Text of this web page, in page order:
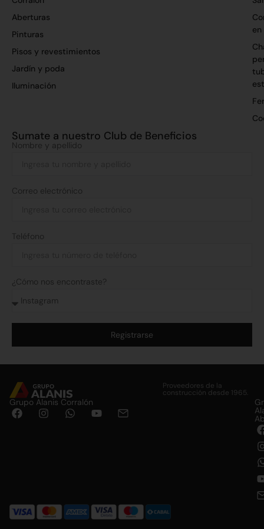
Aberturas
Pinturas
Pisos y revestimientos
Jardín y poda
Iluminación
en
Sumate a nuestro Club de Beneficios
Nombre y apellido
Correo electrónico
Teléfono
¿Cómo nos encontraste?
Registrarse
Proveedores de la
construcción desde 1965.
Grupo Alanis Corralón